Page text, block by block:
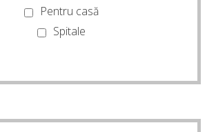
Pentru casă
Spitale